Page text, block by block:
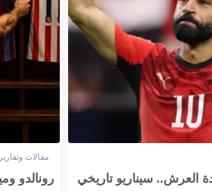
العرش.. سيناريو تاريخي
مقالات
رونالدو